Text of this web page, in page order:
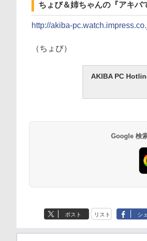
ちょび＆姉ちゃんの『アキバ
http://akiba-
（ちょび）
AKIBA PC
Google 検
ポスト リスト シ